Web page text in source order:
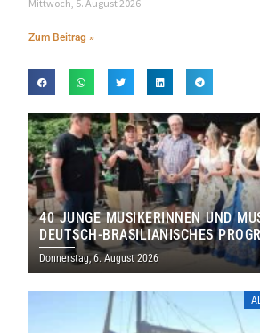
Mittwoch, 5. August 2026
Zum Beitrag »
40 JUNGE MUSIKERINNEN UND
DEUTSCH-BRASILIANISCHES
THOLEY
Donnerstag, 6. August 2026